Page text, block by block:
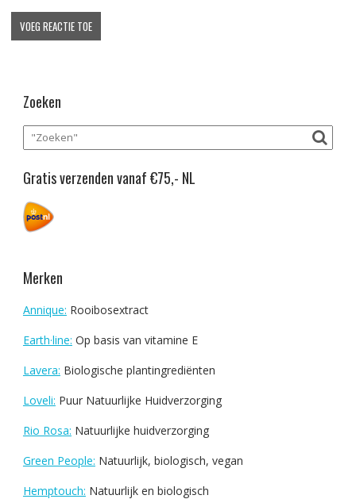
Zoeken
Gratis verzenden vanaf €75,- NL
Merken
Annique: Rooibosextract
Earth·line: Op basis van vitamine E
Lavera: Biologische plantingrediënten
Loveli: Puur Natuurlijke Huidverzorging
Rio Rosa: Natuurlijke huidverzorging
Green People: Natuurlijk, biologisch, vegan
Hemptouch: Natuurlijk en biologisch